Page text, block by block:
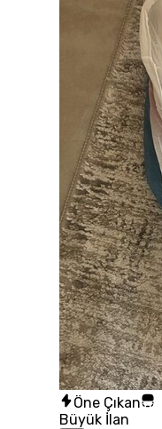
Öne Çıkan
Büyük İlan